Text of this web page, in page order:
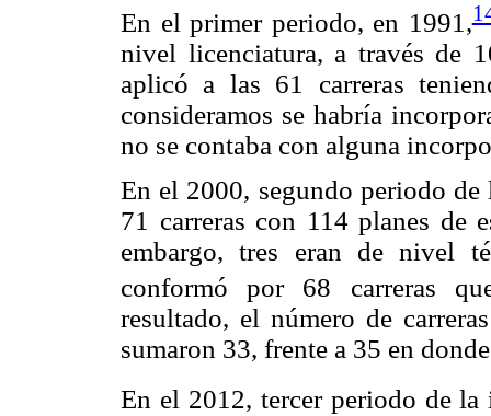
En el primer periodo, en 1991,
nivel licenciatura, a través de
aplicó a las 61 carreras
consideramos se habría
no se contaba con alguna
En el 2000, segundo periodo
71 carreras con 114 planes de
embargo, tres eran de nivel
conformó por 68 carreras
resultado, el número de
sumaron 33, frente a 35 en
En el 2012, tercer periodo de